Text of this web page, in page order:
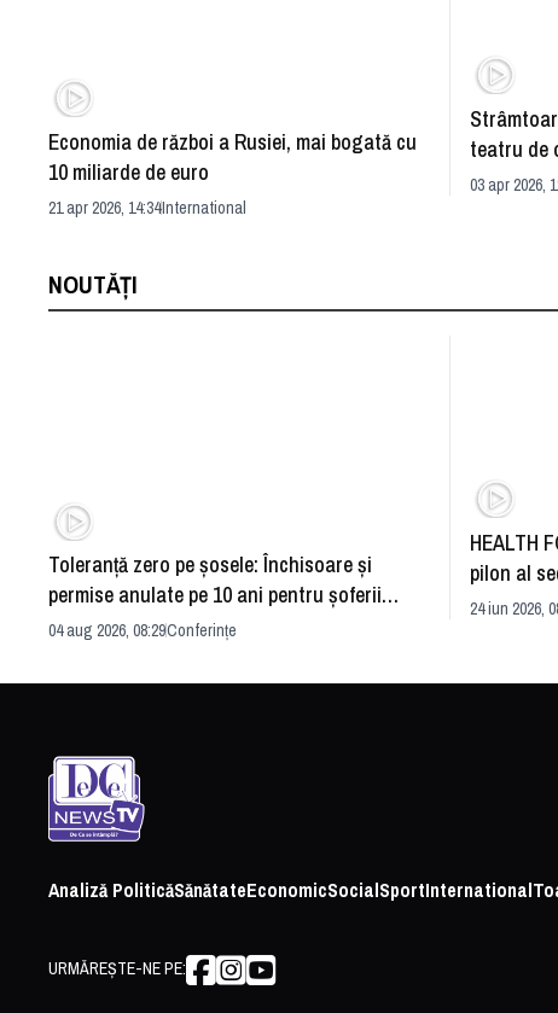
Economia de război a Rusiei, mai bogată cu
10 miliarde de euro
21 apr 2026, 14:34International
teatru de
(r)
03 apr 2026,
NOUTĂȚI
Toleranță zero pe șosele: Închisoare și
permise anulate pe 10 ani pentru șoferii
iresponsabili
04 aug 2026, 08:29Conferințe
HEALTH
pilon al
24 iun 2026,
Analiză PoliticăSănătateEconomicSocialSportInternational
URMĂREȘTE-NE PE: